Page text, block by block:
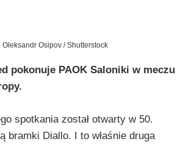
Oleksandr Osipov / Shutterstock
pokonuje PAOK Saloniki w meczu
spotkania został otwarty w 50.
bramki Diallo. I to właśnie druga